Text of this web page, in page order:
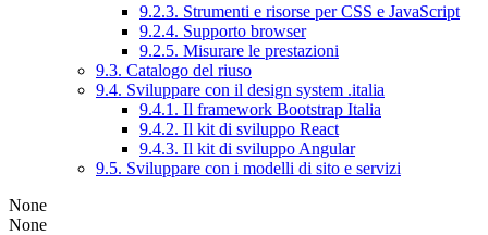
9.2.3. Strumenti e risorse per CSS e JavaScript
9.2.4. Supporto browser
9.2.5. Misurare le prestazioni
9.3. Catalogo del riuso
9.4. Sviluppare con il design system .italia
9.4.1. Il framework Bootstrap Italia
9.4.2. Il kit di sviluppo React
9.4.3. Il kit di sviluppo Angular
9.5. Sviluppare con i modelli di sito e servizi
None
None